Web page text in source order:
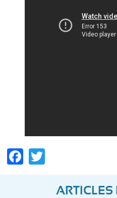
Facebook
ARTICLES